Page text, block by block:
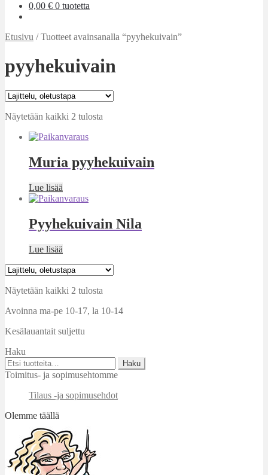
0,00 € 0 tuotetta
Etusivu /Tuotteet avainsanalla “pyyhekuivain”
pyyhekuivain
Näytetään kaikki 2 tulosta
Muria pyyhekuivain
Lue lisää
Pyyhekuivain Nila
Lue lisää
Näytetään kaikki 2 tulosta
Avoinna ma-pe 10-17, la 10-14
Kesälauantait suljettu
Haku
Etsi:
Haku
Toimitus- ja sopimusehtomme
Tilaus -ja sopimusehdot
Olemme täällä